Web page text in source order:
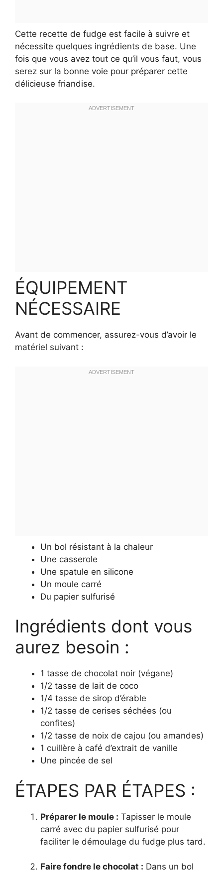
Cette recette de fudge est facile à suivre et
nécessite quelques ingrédients de base. Une
fois que vous avez tout ce qu’il vous faut, vous
serez sur la bonne voie pour préparer cette
délicieuse friandise.
ÉQUIPEMENT
NÉCESSAIRE
Avant de commencer, assurez-vous d’avoir le
matériel suivant :
Un bol résistant à la chaleur
Une casserole
Une spatule en silicone
Un moule carré
Du papier sulfurisé
Ingrédients dont vous
aurez besoin :
1 tasse de chocolat noir (végane)
1/2 tasse de lait de coco
1/4 tasse de sirop d’érable
1/2 tasse de cerises séchées (ou
confites)
1/2 tasse de noix de cajou (ou amandes)
1 cuillère à café d’extrait de vanille
Une pincée de sel
ÉTAPES PAR ÉTAPES :
Préparer le moule : Tapisser le moule
carré avec du papier sulfurisé pour
faciliter le démoulage du fudge plus tard.
Faire fondre le chocolat : Dans un bol